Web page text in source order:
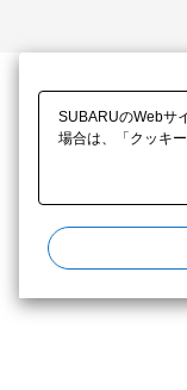
SUBARUのWebサ
場合は、「クッキ